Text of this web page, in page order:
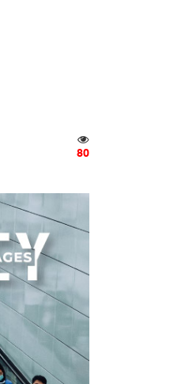
80